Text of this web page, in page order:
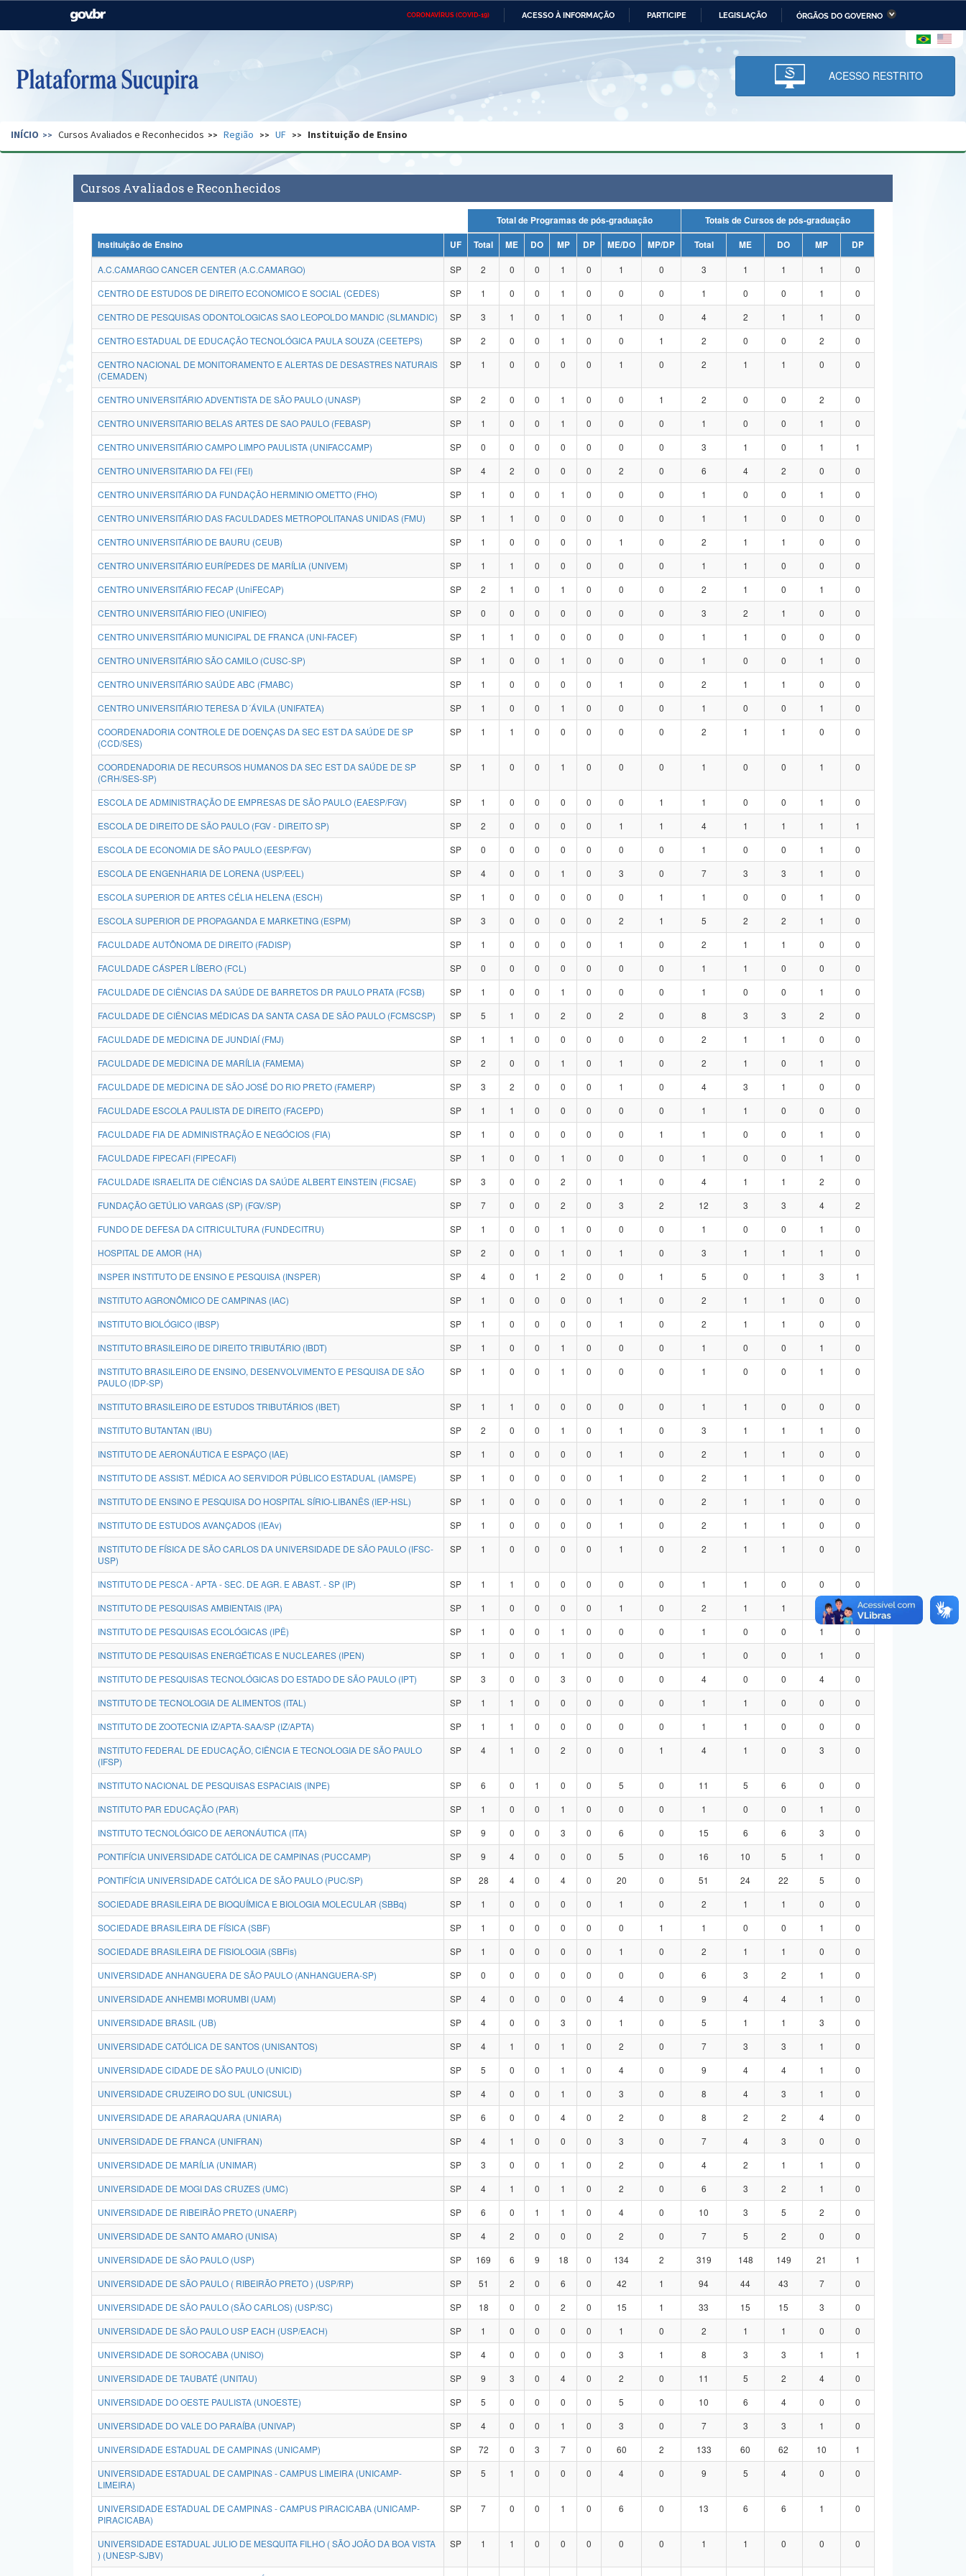
CORONAVÍRUS (COVID-19) ACESSO À INFORMAÇÃO PARTICIPE LEGISLAÇÃO ÓRGÃOS DO GOVERNO
Casa Civil Ministério das Relações Ministério da Economia Ministério da Infraestrutura
Pecuária e Abastecimento
Ministério da Ciência,
Tecnologia, Inovações e
Comunicações
Ministério do Desenvolvimento
Regional e dos Direitos Humanos
Secretaria de Governo Gabinete de Segurança Advocacia-Geral da União Banco Central do Brasil Planalto
ACESSO RESTRITO
INÍCIO Cursos Avaliados e Reconhecidos Região UF Instituição de Ensino
Cursos Avaliados e Reconhecidos
Total de Programas de pós-graduação
Totais de Cursos de pós-graduação
Instituição de Ensino
UF Total ME DO MP DP ME/DO MP/DP Total ME DO MP
DP
A.C.CAMARGO CANCER CENTER (A.C.CAMARGO)
SP 2 0 0 1 0 1 0 3 1 1 1
0
CENTRO DE ESTUDOS DE DIREITO ECONOMICO E SOCIAL (CEDES)
SP 1 0 0 1 0 0 0 1 0 0 1
0
CENTRO DE PESQUISAS ODONTOLOGICAS SAO LEOPOLDO MANDIC (SLMANDIC)
SP 3 1 0 1 0 1 0 4 2 1 1
0
CENTRO ESTADUAL DE EDUCAÇÃO TECNOLÓGICA PAULA SOUZA (CEETEPS)
SP 2 0 0 1 0 0 1 2 0 0 2
0
CENTRO NACIONAL DE MONITORAMENTO E ALERTAS DE DESASTRES NATURAIS
(CEMADEN)
SP 1 0 0 0 0 1 0 2 1 1 0 0
CENTRO UNIVERSITÁRIO ADVENTISTA DE SÃO PAULO (UNASP) SP 2 0 0 1 0 0 1 2 0 0 2
0
CENTRO UNIVERSITARIO BELAS ARTES DE SAO PAULO (FEBASP)
SP 1 0 0 1 0 0 0 1 0 0 1
0
CENTRO UNIVERSITÁRIO CAMPO LIMPO PAULISTA (UNIFACCAMP)
SP 0 0 0 0 0 0 0 3 1 0 1
1
CENTRO UNIVERSITARIO DA FEI (FEI)
SP 4 2 0 0 0 2 0 6 4 2 0
0
CENTRO UNIVERSITÁRIO DA FUNDAÇÃO HERMINIO OMETTO (FHO)
SP 1 0 0 1 0 0 0 1 0 0 1
0
CENTRO UNIVERSITÁRIO DAS FACULDADES METROPOLITANAS UNIDAS (FMU)
SP 1 1 0 0 0 0 0 1 1 0 0
0
CENTRO UNIVERSITÁRIO DE BAURU (CEUB)
SP 1 0 0 0 0 1 0 2 1 1 0
0
CENTRO UNIVERSITÁRIO EURÍPEDES DE MARÍLIA (UNIVEM)
SP 1 1 0 0 0 0 0 1 1 0 0
0
CENTRO UNIVERSITÁRIO FECAP (UniFECAP)
SP 2 1 0 1 0 0 0 2 1 0 1
0
CENTRO UNIVERSITÁRIO FIEO (UNIFIEO)
SP 0 0 0 0 0 0 0 3 2 1 0
0
CENTRO UNIVERSITÁRIO MUNICIPAL DE FRANCA (UNI-FACEF)
SP 1 1 0 0 0 0 0 1 1 0 0
0
CENTRO UNIVERSITÁRIO SÃO CAMILO (CUSC-SP)
SP 1 0 0 1 0 0 0 1 0 0 1
0
CENTRO UNIVERSITÁRIO SAÚDE ABC (FMABC)
SP 1 0 0 0 0 1 0 2 1 1 0
0
CENTRO UNIVERSITÁRIO TERESA D´ÁVILA (UNIFATEA)
SP 1 0 0 1 0 0 0 1 0 0 1
0
COORDENADORIA CONTROLE DE DOENÇAS DA SEC EST DA SAÚDE DE SP
(CCD/SES)
SP 1 1 0 0 0 0 0 2 1 1 0 0
COORDENADORIA DE RECURSOS HUMANOS DA SEC EST DA SAÚDE DE SP
(CRH/SES-SP)
SP 1 0 0 1 0 0 0 1 0 0 1 0
ESCOLA DE ADMINISTRAÇÃO DE EMPRESAS DE SÃO PAULO (EAESP/FGV) SP 1 0 0 0 0 0 1 1 0 0 1
0
ESCOLA DE DIREITO DE SÃO PAULO (FGV - DIREITO SP)
SP 2 0 0 0 0 1 1 4 1 1 1
1
ESCOLA DE ECONOMIA DE SÃO PAULO (EESP/FGV)
SP 0 0 0 0 0 0 0 1 0 0 1
0
ESCOLA DE ENGENHARIA DE LORENA (USP/EEL)
SP 4 0 0 1 0 3 0 7 3 3 1
0
ESCOLA SUPERIOR DE ARTES CÉLIA HELENA (ESCH)
SP 1 0 0 0 0 0 1 1 0 0 1
0
ESCOLA SUPERIOR DE PROPAGANDA E MARKETING (ESPM)
SP 3 0 0 0 0 2 1 5 2 2 1
0
FACULDADE AUTÔNOMA DE DIREITO (FADISP)
SP 1 0 0 0 0 1 0 2 1 1 0
0
FACULDADE CÁSPER LÍBERO (FCL)
SP 0 0 0 0 0 0 0 1 1 0 0
0
FACULDADE DE CIÊNCIAS DA SAÚDE DE BARRETOS DR PAULO PRATA (FCSB)
SP 1 0 0 1 0 0 0 1 0 0 1
0
FACULDADE DE CIÊNCIAS MÉDICAS DA SANTA CASA DE SÃO PAULO (FCMSCSP)
SP 5 1 0 2 0 2 0 8 3 3 2
0
FACULDADE DE MEDICINA DE JUNDIAÍ (FMJ)
SP 1 1 0 0 0 0 0 2 1 1 0
0
FACULDADE DE MEDICINA DE MARÍLIA (FAMEMA)
SP 2 0 0 1 0 1 0 2 1 0 1
0
FACULDADE DE MEDICINA DE SÃO JOSÉ DO RIO PRETO (FAMERP)
SP 3 2 0 0 0 1 0 4 3 1 0
0
FACULDADE ESCOLA PAULISTA DE DIREITO (FACEPD)
SP 1 1 0 0 0 0 0 1 1 0 0
0
FACULDADE FIA DE ADMINISTRAÇÃO E NEGÓCIOS (FIA)
SP 1 0 0 0 0 0 1 1 0 0 1
0
FACULDADE FIPECAFI (FIPECAFI)
SP 1 0 0 1 0 0 0 1 0 0 1
0
FACULDADE ISRAELITA DE CIÊNCIAS DA SAÚDE ALBERT EINSTEIN (FICSAE)
SP 3 0 0 2 0 1 0 4 1 1 2
0
FUNDAÇÃO GETÚLIO VARGAS (SP) (FGV/SP)
SP 7 0 0 2 0 3 2 12 3 3 4
2
FUNDO DE DEFESA DA CITRICULTURA (FUNDECITRU)
SP 1 0 0 1 0 0 0 1 0 0 1
0
HOSPITAL DE AMOR (HA)
SP 2 0 0 1 0 1 0 3 1 1 1
0
INSPER INSTITUTO DE ENSINO E PESQUISA (INSPER)
SP 4 0 1 2 0 0 1 5 0 1 3
1
INSTITUTO AGRONÔMICO DE CAMPINAS (IAC)
SP 1 0 0 0 0 1 0 2 1 1 0
0
INSTITUTO BIOLÓGICO (IBSP)
SP 1 0 0 0 0 1 0 2 1 1 0
0
INSTITUTO BRASILEIRO DE DIREITO TRIBUTÁRIO (IBDT)
SP 1 0 0 1 0 0 0 1 0 0 1
0
INSTITUTO BRASILEIRO DE ENSINO, DESENVOLVIMENTO E PESQUISA DE SÃO
PAULO (IDP-SP)
SP 1 0 0 1 0 0 0 1 0 0 1 0
INSTITUTO BRASILEIRO DE ESTUDOS TRIBUTÁRIOS (IBET) SP 1 1 0 0 0 0 0 1 1 0 0
0
INSTITUTO BUTANTAN (IBU)
SP 2 0 0 1 0 1 0 3 1 1 1
0
INSTITUTO DE AERONÁUTICA E ESPAÇO (IAE)
SP 1 0 0 0 0 1 0 2 1 1 0
0
INSTITUTO DE ASSIST. MÉDICA AO SERVIDOR PÚBLICO ESTADUAL (IAMSPE)
SP 1 0 0 0 0 1 0 2 1 1 0
0
INSTITUTO DE ENSINO E PESQUISA DO HOSPITAL SÍRIO-LIBANÊS (IEP-HSL)
SP 1 0 0 0 0 1 0 2 1 1 0
0
INSTITUTO DE ESTUDOS AVANÇADOS (IEAv)
SP 1 0 0 0 0 1 0 2 1 1 0
0
INSTITUTO DE FÍSICA DE SÃO CARLOS DA UNIVERSIDADE DE SÃO PAULO (IFSC-
USP)
SP 1 0 0 0 0 1 0 2 1 1 0 0
INSTITUTO DE PESCA - APTA - SEC. DE AGR. E ABAST. - SP (IP) SP 1 1 0 0 0 0 0 1 1 0 0
0
INSTITUTO DE PESQUISAS AMBIENTAIS (IPA)
SP 1 0 0 0 0 1 0 2 1 1 0
0
INSTITUTO DE PESQUISAS ECOLÓGICAS (IPÊ)
SP 1 0 0 1 0 0 0 1 0 0 1
0
INSTITUTO DE PESQUISAS ENERGÉTICAS E NUCLEARES (IPEN)
SP 1 0 0 1 0 0 0 1 0 0 1
0
INSTITUTO DE PESQUISAS TECNOLÓGICAS DO ESTADO DE SÃO PAULO (IPT)
SP 3 0 0 3 0 0 0 4 0 0 4
0
INSTITUTO DE TECNOLOGIA DE ALIMENTOS (ITAL)
SP 1 1 0 0 0 0 0 1 1 0 0
0
INSTITUTO DE ZOOTECNIA IZ/APTA-SAA/SP (IZ/APTA)
SP 1 1 0 0 0 0 0 1 1 0 0
0
INSTITUTO FEDERAL DE EDUCAÇÃO, CIÊNCIA E TECNOLOGIA DE SÃO PAULO
(IFSP)
SP 4 1 0 2 0 0 1 4 1 0 3 0
INSTITUTO NACIONAL DE PESQUISAS ESPACIAIS (INPE) SP 6 0 1 0 0 5 0 11 5 6 0
0
INSTITUTO PAR EDUCAÇÃO (PAR)
SP 1 0 0 1 0 0 0 1 0 0 1
0
INSTITUTO TECNOLÓGICO DE AERONÁUTICA (ITA)
SP 9 0 0 3 0 6 0 15 6 6 3
0
PONTIFÍCIA UNIVERSIDADE CATÓLICA DE CAMPINAS (PUCCAMP)
SP 9 4 0 0 0 5 0 16 10 5 1
0
PONTIFÍCIA UNIVERSIDADE CATÓLICA DE SÃO PAULO (PUC/SP)
SP 28 4 0 4 0 20 0 51 24 22 5
0
SOCIEDADE BRASILEIRA DE BIOQUÍMICA E BIOLOGIA MOLECULAR (SBBq)
SP 1 0 0 0 0 1 0 2 1 1 0
0
SOCIEDADE BRASILEIRA DE FÍSICA (SBF)
SP 1 0 0 0 0 0 1 1 0 0 1
0
SOCIEDADE BRASILEIRA DE FISIOLOGIA (SBFis)
SP 1 0 0 0 0 1 0 2 1 1 0
0
UNIVERSIDADE ANHANGUERA DE SÃO PAULO (ANHANGUERA-SP)
SP 0 0 0 0 0 0 0 6 3 2 1
0
UNIVERSIDADE ANHEMBI MORUMBI (UAM)
SP 4 0 0 0 0 4 0 9 4 4 1
0
UNIVERSIDADE BRASIL (UB)
SP 4 0 0 3 0 1 0 5 1 1 3
0
UNIVERSIDADE CATÓLICA DE SANTOS (UNISANTOS)
SP 4 1 0 1 0 2 0 7 3 3 1
0
UNIVERSIDADE CIDADE DE SÃO PAULO (UNICID)
SP 5 0 0 1 0 4 0 9 4 4 1
0
UNIVERSIDADE CRUZEIRO DO SUL (UNICSUL)
SP 4 0 0 1 0 3 0 8 4 3 1
0
UNIVERSIDADE DE ARARAQUARA (UNIARA)
SP 6 0 0 4 0 2 0 8 2 2 4
0
UNIVERSIDADE DE FRANCA (UNIFRAN)
SP 4 1 0 0 0 3 0 7 4 3 0
0
UNIVERSIDADE DE MARÍLIA (UNIMAR)
SP 3 0 0 1 0 2 0 4 2 1 1
0
UNIVERSIDADE DE MOGI DAS CRUZES (UMC)
SP 4 1 0 1 0 2 0 6 3 2 1
0
UNIVERSIDADE DE RIBEIRÃO PRETO (UNAERP)
SP 6 0 1 1 0 4 0 10 3 5 2
0
UNIVERSIDADE DE SANTO AMARO (UNISA)
SP 4 2 0 0 0 2 0 7 5 2 0
0
UNIVERSIDADE DE SÃO PAULO (USP)
SP 169 6 9 18 0 134 2 319 148 149 21
1
UNIVERSIDADE DE SÃO PAULO ( RIBEIRÃO PRETO ) (USP/RP)
SP 51 2 0 6 0 42 1 94 44 43 7
0
UNIVERSIDADE DE SÃO PAULO (SÃO CARLOS) (USP/SC)
SP 18 0 0 2 0 15 1 33 15 15 3
0
UNIVERSIDADE DE SÃO PAULO USP EACH (USP/EACH)
SP 1 0 0 0 0 1 0 2 1 1 0
0
UNIVERSIDADE DE SOROCABA (UNISO)
SP 4 0 0 0 0 3 1 8 3 3 1
1
UNIVERSIDADE DE TAUBATÉ (UNITAU)
SP 9 3 0 4 0 2 0 11 5 2 4
0
UNIVERSIDADE DO OESTE PAULISTA (UNOESTE)
SP 5 0 0 0 0 5 0 10 6 4 0
0
UNIVERSIDADE DO VALE DO PARAÍBA (UNIVAP)
SP 4 0 0 1 0 3 0 7 3 3 1
0
UNIVERSIDADE ESTADUAL DE CAMPINAS (UNICAMP)
SP 72 0 3 7 0 60 2 133 60 62 10
1
UNIVERSIDADE ESTADUAL DE CAMPINAS - CAMPUS LIMEIRA (UNICAMP-
LIMEIRA)
SP 5 1 0 0 0 4 0 9 5 4 0 0
UNIVERSIDADE ESTADUAL DE CAMPINAS - CAMPUS PIRACICABA (UNICAMP-
PIRACICABA)
SP 7 0 0 1 0 6 0 13 6 6 1 0
UNIVERSIDADE ESTADUAL JULIO DE MESQUITA FILHO ( SÃO JOÃO DA BOA VISTA
) (UNESP-SJBV)
SP 1 1 0 0 0 0 0 1 1 0 0 0